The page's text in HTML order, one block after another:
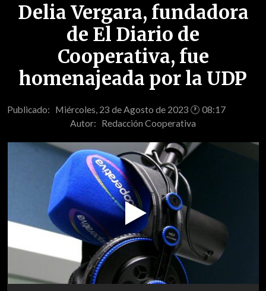
Delia Vergara, fundadora
de El Diario de
Cooperativa, fue
homenajeada por la UDP
Publicado: Miércoles, 23 de Agosto de 2023 🕐 08:17
Autor: Redacción Cooperativa
Play
Video